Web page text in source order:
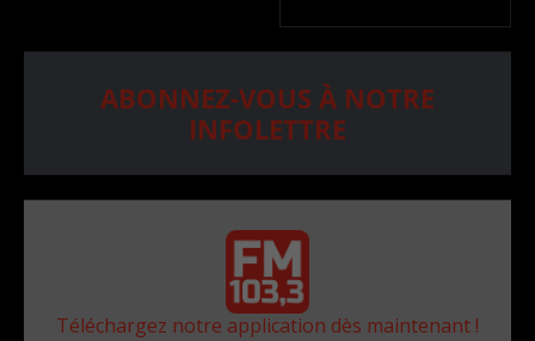
ABONNEZ-VOUS À NOTRE
INFOLETTRE
Téléchargez notre application dès maintenant !